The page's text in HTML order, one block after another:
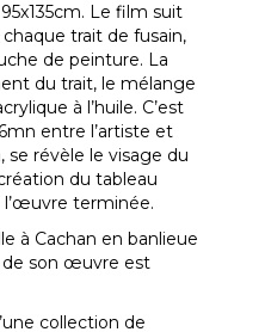
Le film suit
trait de fusain,
de peinture. La
du trait, le mélange
à l’huile. C’est
entre l’artiste et
se révèle le visage du
du tableau
l’œuvre terminée.
à Cachan en banlieue
de son œuvre est
collection de